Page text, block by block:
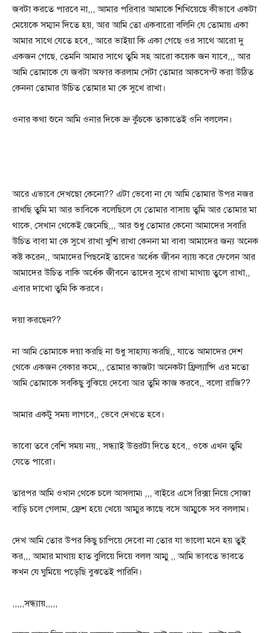
জবটা করতে পারবে না,,, আমার পরিবার আমাকে শিখিয়েছে কীভাবে একটা
মেয়েকে সম্মান দিতে হয়, আর আমি তো একবারো বলিনি যে তোমায় একা
আমার সাথে যেতে হবে,, আরে ভাইয়া কি একা গেছে ওর সাথে আরো দু
একজন গেছে, তেমনি আমার সাথে তুমি সহ আরো কয়েক জন যাবে,,, আর
আমি তোমাকে যে জবটা অফার করলাম সেটা তোমার আকসেপ্ট করা উঠিত
কেননা তোমার উচিত তোমার মা কে সুখে রাখা।
ওনার কথা শুনে আমি ওনার দিকে ভ্রু কুঁচকে তাকাতেই ওনি বললেন।
আরে এভাবে দেখছো কেনো?? এটা ভেবো না যে আমি তোমার উপর নজর
রাখছি তুমি মা আর ভাবিকে বলেছিলে যে তোমার বাসায় তুমি আর তোমার মা
থাকে, সেখান থেকেই জেনেছি,,, আর শুধু তোমার কেনো আমাদের সবারি
উচিত বাবা মা কে সুখে রাখা খুশি রাখা কেননা মা বাবা আমাদের জন্য অনেক
কষ্ট করেন,, আমাদের পিছনেই তাদের অর্ধেক জীবন ব্যায় করে ফেলেন আর
আমাদের উচিত বাকি অর্ধেক জীবনে তাদের সুখে রাখা মাথায় তুলে রাখা,,
এবার দাখো তুমি কি করবে।
দয়া করছেন??
না আমি তোমাকে দয়া করছি না শুধু সাহায্য করছি,, যাতে আমাদের দেশ
থেকে একজন বেকার কমে,,, তোমার কাজটা অনেকটা ফ্রিল্যান্সি এর মতো
আমি তোমাকে সবকিছু বুঝিয়ে দেবো আর তুমি কাজ করবে,, বলো রাজি??
আমার একটু সময় লাগবে,, ভেবে দেখতে হবে।
ভাবো তবে বেশি সময় নয়,, সন্ধ্যাই উত্তরটা দিতে হবে,, ওকে এখন তুমি
যেতে পারো।
তারপর আমি ওখান থেকে চলে আসলাম৷,,, বাইরে এসে রিক্সা নিয়ে সোজা
বাড়ি চলে গেলাম, ফ্রেশ হয়ে খেয়ে আম্মুর কাছে বসে আম্মুকে সব বললাম।
দেখ আমি তোর উপর কিছু চাপিয়ে দেবো না তোর যা ভালো মনে হয় তুই
কর,,, আমার মাথায় হাত বুলিয়ে দিয়ে বলল আম্মু ,, আমি ভাবতে ভাবতে
কখন যে ঘুমিয়ে পড়েছি বুঝতেই পারিনি।
,,,,,সন্ধ্যায়,,,,,